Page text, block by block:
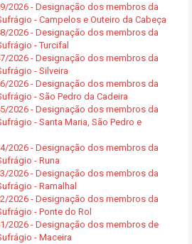
2026 - Designação dos membros da
- Campelos e Outeiro da Cabeça
2026 - Designação dos membros da
- Turcifal
2026 - Designação dos membros da
- Silveira
2026 - Designação dos membros da
- São Pedro da Cadeira
2026 - Designação dos membros da
- Santa Maria, São Pedro e
2026 - Designação dos membros da
- Runa
2026 - Designação dos membros da
- Ramalhal
2026 - Designação dos membros da
- Ponte do Rol
2026 - Designação dos membros de
- Maceira